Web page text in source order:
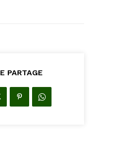
PARTAGE